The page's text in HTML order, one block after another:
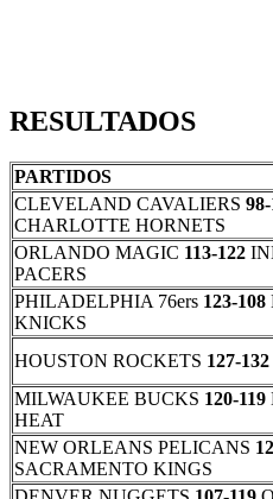
RESULTADOS
PARTIDOS
CLEVELAND CAVALIERS
CHARLOTTE HORNETS
ORLANDO MAGIC 113-122
PACERS
PHILADELPHIA 76ers 123-108
KNICKS
HOUSTON ROCKETS 127-132
MILWAUKEE BUCKS 120-119
HEAT
NEW ORLEANS PELICANS
SACRAMENTO KINGS